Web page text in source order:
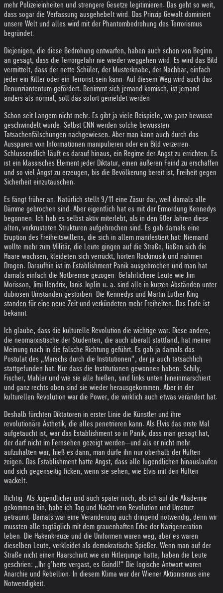
mehr Polizeieinheiten und strengere Gesetze legitimieren. Das geht so weit,
dass sogar die Verfassung ausgehebelt wird. Das Prinzip Gewalt dominiert
unsere Welt und alles wird mit der Phantombedrohung des Terrorismus
begründet.
Diejenigen, die diese Bedrohung entwarfen, haben auch schon von Beginn
an gesagt, dass die Terrorgefahr nie wieder weggehen wird. Es wird das Bild
vermittelt, dass der nette Schüler, der Musterknabe, der Nachbar, einfach
jeder ein Killer oder ein Terrorist sein kann. Auf diesem Weg wird auch das
Denunziantentum gefördert. Benimmt sich jemand komisch, ist jemand
anders als normal, soll das sofort gemeldet werden.
Schon seit Langem nicht mehr. Es gibt ja viele Beispiele, wo ganz bewusst
geschwindelt wurde. Selbst CNN werden solche bewussten
Tatsachenfälschungen nachgewiesen. Aber man kann auch durch das
Aussparen von Informationen manipulieren oder ein Bild verzerren.
Schlussendlich läuft es darauf hinaus, ein Regime der Angst zu errichten. Es
ist ein klassisches Element jeder Diktatur, einen äußeren Feind zu erschaffen
und so viel Angst zu erzeugen, bis die Bevölkerung bereit ist, Freiheit gegen
Sicherheit einzutauschen.
Es fängt früher an. Natürlich stellt 9/11 eine Zäsur dar, weil damals alle
Dämme gebrochen sind. Aber eigentlich hat es mit der Ermordung Kennedys
begonnen. Ich hab es selbst aktiv miterlebt, als in den 60er Jahren diese
alten, verkrusteten Strukturen aufgebrochen sind. Es gab damals eine
Eruption des Freiheitswillens, die sich in allem manifestiert hat: Niemand
wollte mehr zum Militär, die Leute gingen auf die Straße, ließen sich die
Haare wachsen, kleideten sich verrückt, hörten Rockmusik und nahmen
Drogen. Daraufhin ist im Establishment Panik ausgebrochen und man hat
damals einfach die Notbremse gezogen. Gefährlichere Leute wie Jim
Morisson, Jimi Hendrix, Janis Joplin u. a. sind alle in kurzen Abständen unter
dubiosen Umständen gestorben. Die Kennedys und Martin Luther King
standen für eine neue Zeit und verkündeten mehr Freiheiten. Das Ende ist
bekannt.
Ich glaube, dass die kulturelle Revolution die wichtige war. Diese andere,
die neomarxistische der Studenten, die auch überall stattfand, hat meiner
Meinung nach in die falsche Richtung geführt. Es gab ja damals das
Postulat des „Marschs durch die Institutionen“, der ja auch tatsächlich
stattgefunden hat. Nur dass die Institutionen gewonnen haben: Schily,
Fischer, Mahler und wie sie alle hießen, sind links unten hineinmarschiert
und ganz rechts oben sind sie wieder herausgekommen. Aber in der
kulturellen Revolution war die Power, die wirklich auch etwas verändert hat.
Deshalb fürchten Diktatoren in erster Linie die Künstler und ihre
revolutionäre Ästhetik, die alles penetrieren kann. Als Elvis das erste Mal
aufgetaucht ist, war das Establishment so in Panik, dass man gesagt hat,
der darf nicht im Fernsehen gezeigt werden—und als er nicht mehr
aufzuhalten war, hieß es dann, man dürfe ihn nur oberhalb der Hüften
zeigen. Das Establishment hatte Angst, dass alle Jugendlichen hinauslaufen
und sich gegenseitig ficken, wenn sie sehen, wie Elvis mit den Hüften
wackelt.
Richtig. Als Jugendlicher und auch später noch, als ich auf die Akademie
gekommen bin, habe ich Tag und Nacht von Revolution und Umsturz
geträumt. Damals war eine Veränderung auch dringend notwendig, denn wir
mussten alle tagtäglich mit dem grauenhaften Erbe der Nazigeneration
leben. Die Hakenkreuze und die Uniformen waren weg, aber es waren
dieselben Leute, verkleidet als demokratische Spießer. Wenn man auf der
Straße nicht einen Haarschnitt wie ein Hitlerjunge hatte, haben die Leute
geschrien: „Ihr g’herts vergast, es Gsindl!“ Die logische Antwort waren
Anarchie und Rebellion. In diesem Klima war der Wiener Aktionismus eine
Notwendigkeit.